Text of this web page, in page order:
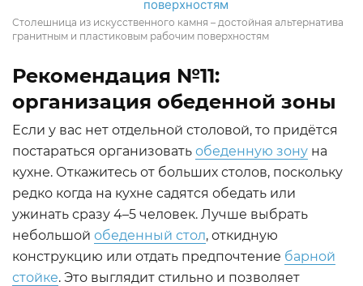
Столешница из искусственного камня – достойная альтернатива
гранитным и пластиковым рабочим поверхностям
Рекомендация №11:
организация обеденной зоны
Если у вас нет отдельной столовой, то придётся
постараться организовать обеденную зону на
кухне. Откажитесь от больших столов, поскольку
редко когда на кухне садятся обедать или
ужинать сразу 4–5 человек. Лучше выбрать
небольшой обеденный стол, откидную
конструкцию или отдать предпочтение барной
стойке. Это выглядит стильно и позволяет